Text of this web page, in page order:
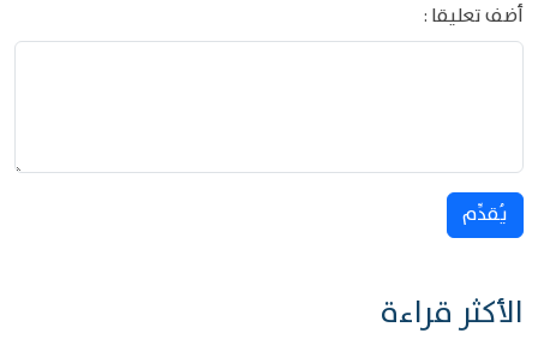
أضف تعليقا :
يُقدِّم
الأكثر قراءة